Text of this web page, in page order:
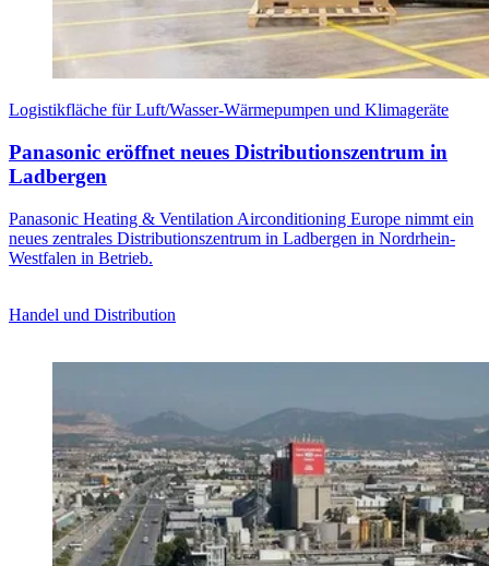
Logistikfläche für Luft/Wasser-Wärmepumpen und Klimageräte
Panasonic eröffnet neues Distributionszentrum in
Ladbergen
Panasonic Heating & Ventilation Airconditioning Europe nimmt ein
neues zentrales Distributionszentrum in Ladbergen in Nordrhein-
Westfalen in Betrieb.
Handel und Distribution